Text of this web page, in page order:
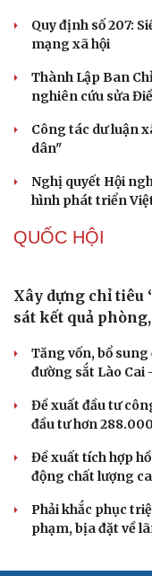
Quy định số 207:
mạng xã hội
Thành Lập Ban
nghiên cứu sửa
Công tác dư luận
dân"
Nghị quyết Hội
hình phát triển
QUỐC HỘI
Xây dựng chỉ tiêu
sát kết quả
Tăng vốn, bổ
đường sắt Lào Cai
Đề xuất đầu tư
đầu tư hơn
Đề xuất tích hợp
động chất lượng
Phải khắc phục
phạm, bịa đặt về